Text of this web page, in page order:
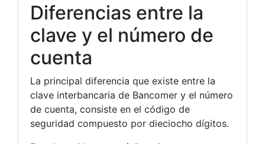
Diferencias entre la
clave y el número de
cuenta
La principal diferencia que existe entre la
clave interbancaria de Bancomer y el número
de cuenta, consiste en el código de
seguridad compuesto por dieciocho dígitos.